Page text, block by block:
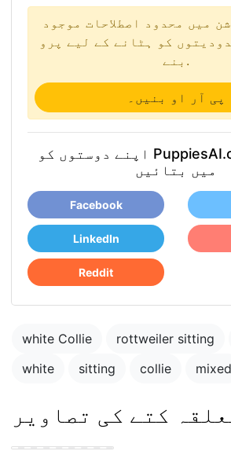
میں محدود اصطلاحات موجود
کو ہٹانے کے لیے پرو
بنے.
پی آر او بنیں۔
اپنے دوستوں کو PuppiesAI.com کے بارے
میں بتائیں
Facebook
LinkedIn
Reddit
white Collie rottweiler sitting
white
sitting collie mixed
کتے کی تصاویر
1 year old dog